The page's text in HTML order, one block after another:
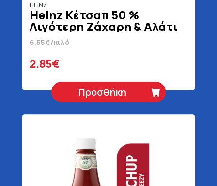
HEINZ
Heinz Κέτσαπ 50 %
Λιγότερη Ζάχαρη & Αλάτι
Top Down 435 gr
6.55€/κιλό
2.85€
Προσθήκη